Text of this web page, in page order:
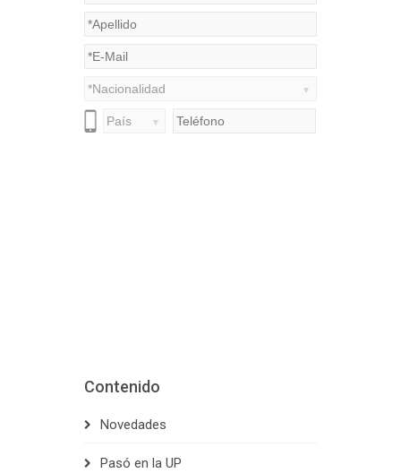
Contenido
Novedades
Pasó en la UP